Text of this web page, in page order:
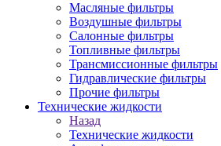
Масляные фильтры
Воздушные фильтры
Салонные фильтры
Топливные фильтры
Трансмиссионные фильтры
Гидравлические фильтры
Прочие фильтры
Технические жидкости
Назад
Технические жидкости